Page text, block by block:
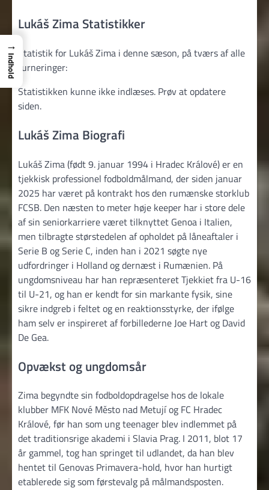
Lukáš Zima Statistikker
Statistik for Lukáš Zima i denne sæson, på tværs af alle
turneringer:
Statistikken kunne ikke indlæses. Prøv at opdatere
siden.
Lukáš Zima Biografi
Lukáš Zima (født 9. januar 1994 i Hradec Králové) er en
tjekkisk professionel fodboldmålmand, der siden januar
2025 har været på kontrakt hos den rumænske storklub
FCSB. Den næsten to meter høje keeper har i store dele
af sin seniorkarriere været tilknyttet Genoa i Italien,
men tilbragte størstedelen af opholdet på låneaftaler i
Serie B og Serie C, inden han i 2021 søgte nye
udfordringer i Holland og dernæst i Rumænien. På
ungdomsniveau har han repræsenteret Tjekkiet fra U-16
til U-21, og han er kendt for sin markante fysik, sine
sikre indgreb i feltet og en reaktionsstyrke, der ifølge
ham selv er inspireret af forbillederne Joe Hart og David
De Gea.
Opvækst og ungdomsår
Zima begyndte sin fodboldopdragelse hos de lokale
klubber MFK Nové Město nad Metují og FC Hradec
Králové, før han som ung teenager blev indlemmet på
det traditionsrige akademi i Slavia Prag. I 2011, blot 17
år gammel, tog han springet til udlandet, da han blev
hentet til Genovas Primavera-hold, hvor han hurtigt
etablerede sig som førstevalg på målmandsposten.
→
Indhold